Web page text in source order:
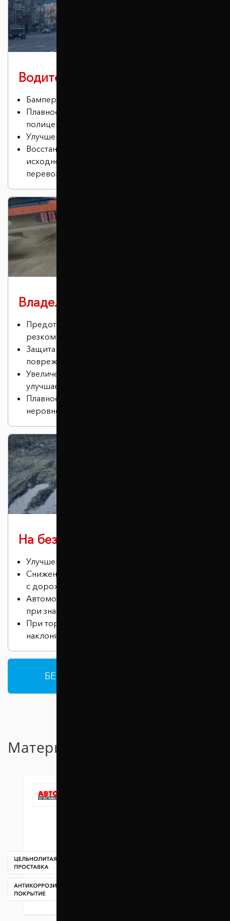
Водителю в городе
Бампер не задевает бордюры.
Плавное преодоление лежачих
полицейских.
Улучшение проходимости
Восстановление положения кузова в
исходное состояние (актуально для
перевозки грузов или установки ГБО).
Владельцам спорткаров
Предотвращение эффекта кивка при
резком торможении.
Защита нижней части автомобиля от
повреждений.
Увеличение дорожного просвета, что
улучшает проходимость.
Плавное и бесшумное преодоление
неровностей.
На бездорожье
Улучшение проходимости автомобиля.
Снижение риска соприкосновения днища
с дорожными неровностями
Автомобиль сохраняет устойчивость даже
при значительных нагрузках.
При торможении машина меньше
наклоняется вперед.
БЕСПЛАТНАЯ КОНСУЛЬТАЦИЯ
Материал проставок